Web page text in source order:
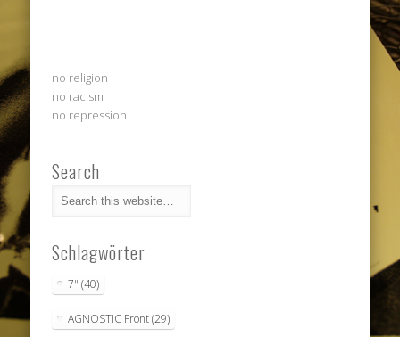
no religion
no racism
no repression
Search
Schlagwörter
7" (40)
AGNOSTIC Front(29)